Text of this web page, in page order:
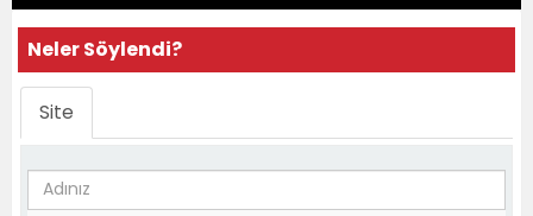
Neler Söylendi?
Site